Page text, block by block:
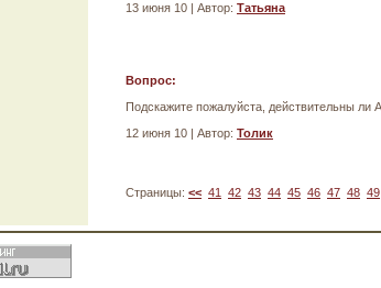
13 июня 10 | Автор: Татьяна
Вопрос:
Подскажите пожалуйста, действительны ли
12 июня 10 | Автор: Толик
Страницы: << 41 42 43 44 45 46 47 48 49